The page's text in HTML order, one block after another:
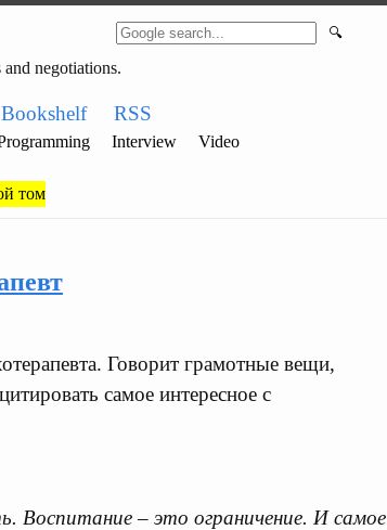
🔍
negotiations.
Bookshelf RSS
Interview
Video
том
Говорит грамотные вещи,
самое интересное с
Воспитание – это ограничение. И самое